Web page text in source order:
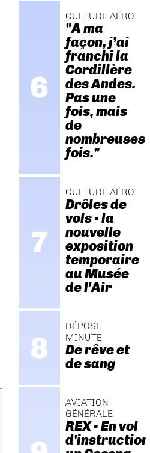
CULTURE AÉRO
"A ma
façon, j’ai
franchi la
Cordillère
des Andes.
Pas une
fois, mais
de
nombreuses
fois."
CULTURE AÉRO
Drôles de
vols - la
nouvelle
exposition
temporaire
au Musée
de l'Air
DÉPOSE
MINUTE
De rêve et
de sang
AVIATION
GÉNÉRALE
REX - En vol
d'instruction,